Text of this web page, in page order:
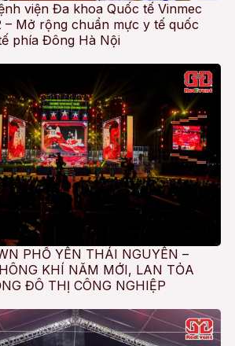
viện Đa khoa Quốc tế Vinmec
– Mở rộng chuẩn mực y tế quốc
phía Đông Hà Nội
PHỔ YÊN THÁI NGUYÊN –
KHÍ NĂM MỚI, LAN TỎA
ĐÔ THỊ CÔNG NGHIỆP